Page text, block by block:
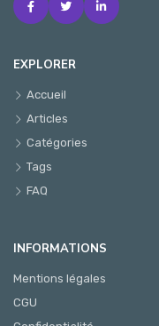
EXPLORER
Accueil
Articles
Catégories
Tags
FAQ
INFORMATIONS
Mentions légales
CGU